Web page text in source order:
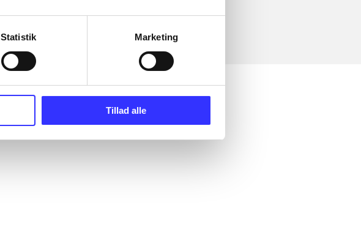
Statistik Marketing
Tillad alle